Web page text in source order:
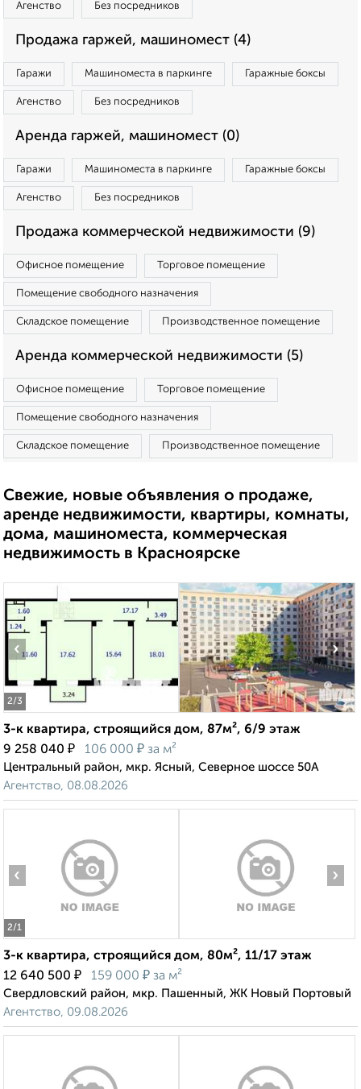
Агенство Без посредников
Продажа гаржей, машиномест (4)
Гаражи Машиноместа в паркинге Гаражные боксы
Агенство Без посредников
Аренда гаржей, машиномест (0)
Гаражи Машиноместа в паркинге Гаражные боксы
Агенство Без посредников
Продажа коммерческой недвижимости (9)
Офисное помещение Торговое помещение
Помещение свободного назначения
Складское помещение Производственное помещение
Аренда коммерческой недвижимости (5)
Офисное помещение Торговое помещение
Помещение свободного назначения
Складское помещение Производственное помещение
Свежие, новые объявления о продаже,
аренде недвижимости, квартиры, комнаты,
дома, машиноместа, коммерческая
недвижимость в Красноярске
2/3
‹ ›
3-к квартира, строящийся дом, 87м², 6/9 этаж
9 258 040 ₽ 106 000 ₽ за м²
Центральный район, мкр. Ясный, Северное шоссе 50А
Агентство, 08.08.2026
2/1
‹ ›
3-к квартира, строящийся дом, 80м², 11/17 этаж
12 640 500 ₽ 159 000 ₽ за м²
Свердловский район, мкр. Пашенный, ЖК Новый Портовый
Агентство, 09.08.2026